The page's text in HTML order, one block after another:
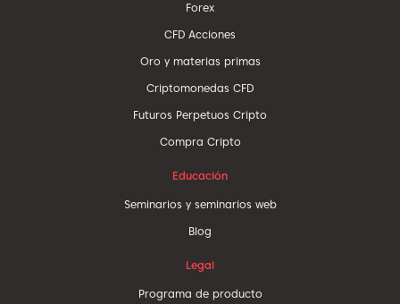
Forex
CFD Acciones
Oro y materias primas
Criptomonedas CFD
Futuros Perpetuos Cripto
Compra Cripto
Educación
Seminarios y seminarios web
Blog
Legal
Programa de producto